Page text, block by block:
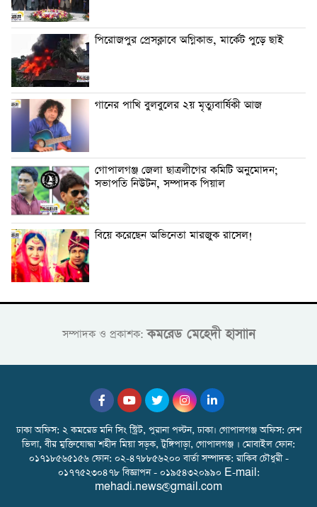
পিরোজপুর প্রেসক্লাবে অগ্নিকান্ড, মার্কেট পুড়ে ছাই
গানের পাখি বুলবুলের ২য় মৃত্যুবার্ষিকী আজ
গোপালগঞ্জ জেলা ছাত্রলীগের কমিটি অনুমোদন;
সভাপতি নিউটন, সম্পাদক পিয়াল
বিয়ে করেছেন অভিনেতা মারজুক রাসেল!
সম্পাদক ও প্রকাশক:কমরেড মেহেদী হাসাান
ঢাকা অফিস: ২ কমরেড মনি সিং স্ট্রিট, পুরানা পল্টন, ঢাকা। গোপালগঞ্জ অফিস: দেশ
ভিলা, বীর মুক্তিযোদ্ধা শহীদ মিয়া সড়ক, টুঙ্গিপাড়া, গোপালগঞ্জ । মোবাইল ফোন:
০১৭১৮৫৬৫১৫৬ ফোন: ০২-৪৭৮৮৫৬২০০ বার্তা সম্পাদক: রাকিব চৌধুরী -
০১৭৭৫২৩০৪৭৮ বিজ্ঞাপন - ০১৯৫৪৩২০৯৯০ E-mail:
mehadi.news@gmail.com